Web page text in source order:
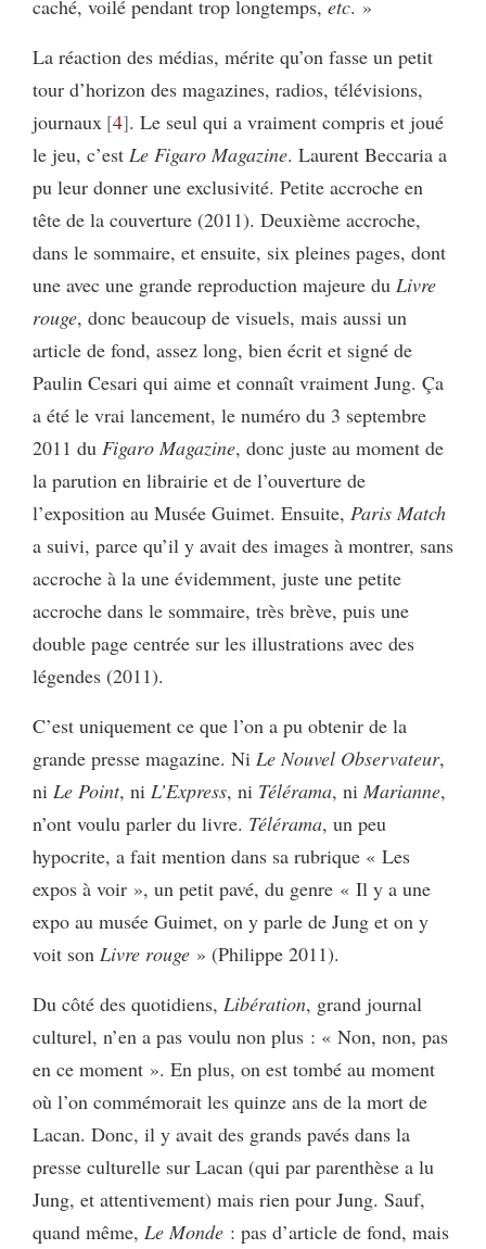
caché, voilé pendant trop longtemps, etc. »
La réaction des médias, mérite qu’on fasse un petit
tour d’horizon des magazines, radios, télévisions,
journaux 4 . Le seul qui a vraiment compris et joué
le jeu, c’est Le Figaro Magazine. Laurent Beccaria a
pu leur donner une exclusivité. Petite accroche en
tête de la couverture (2011). Deuxième accroche,
dans le sommaire, et ensuite, six pleines pages, dont
une avec une grande reproduction majeure du Livre
rouge, donc beaucoup de visuels, mais aussi un
article de fond, assez long, bien écrit et signé de
Paulin Cesari qui aime et connaît vraiment Jung. Ça
a été le vrai lancement, le numéro du 3 septembre
2011 du Figaro Magazine, donc juste au moment de
la parution en librairie et de l’ouverture de
l’exposition au Musée Guimet. Ensuite, Paris Match
a suivi, parce qu’il y avait des images à montrer, sans
accroche à la une évidemment, juste une petite
accroche dans le sommaire, très brève, puis une
double page centrée sur les illustrations avec des
légendes (2011).
C’est uniquement ce que l’on a pu obtenir de la
grande presse magazine. Ni Le Nouvel Observateur,
ni Le Point, ni L’Express, ni Télérama, ni Marianne,
n’ont voulu parler du livre. Télérama, un peu
hypocrite, a fait mention dans sa rubrique « Les
expos à voir », un petit pavé, du genre « Il y a une
expo au musée Guimet, on y parle de Jung et on y
voit son Livre rouge » (Philippe 2011).
Du côté des quotidiens, Libération, grand journal
culturel, n’en a pas voulu non plus : « Non, non, pas
en ce moment ». En plus, on est tombé au moment
où l’on commémorait les quinze ans de la mort de
Lacan. Donc, il y avait des grands pavés dans la
presse culturelle sur Lacan (qui par parenthèse a lu
Jung, et attentivement) mais rien pour Jung. Sauf,
quand même, Le Monde : pas d’article de fond, mais